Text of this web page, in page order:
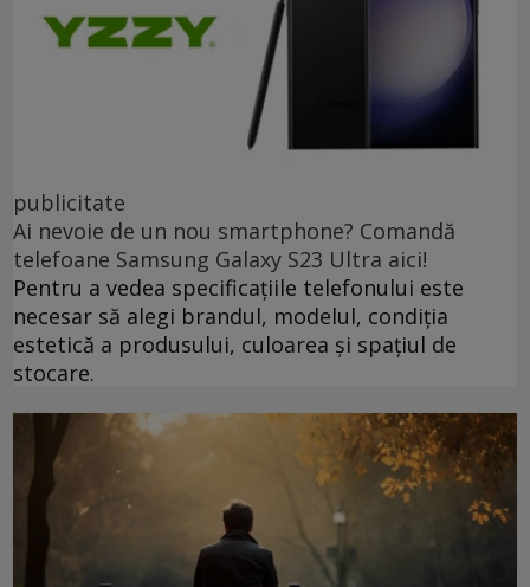
publicitate
Ai nevoie de un nou smartphone? Comandă
telefoane Samsung Galaxy S23 Ultra aici!
Pentru a vedea specificațiile telefonului este
necesar să alegi brandul, modelul, condiția
estetică a produsului, culoarea și spațiul de
stocare.